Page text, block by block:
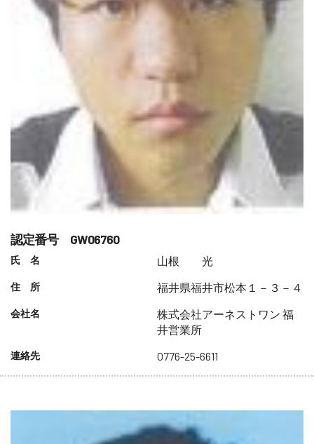
認定番号 GW06760
氏 名 山根 光
住 所 福井県福井市松本１－３－４
会社名
株式会社アーネストワン 福
井営業所
連絡先 0776-25-6611